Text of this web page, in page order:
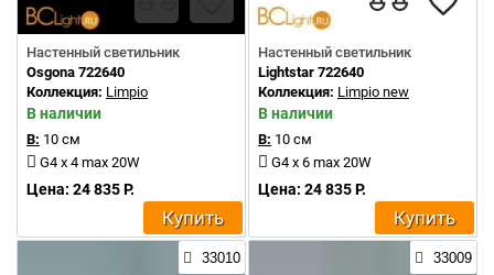
Настенный светильник
Osgona 722640
Коллекция: Limpio
В наличии
В: 10 см
G4 x 4 max 20W
Цена: 24 835 Р.
Купить
Настенный светильник
Lightstar 722640
Коллекция: Limpio new
В наличии
В: 10 см
G4 x 6 max 20W
Цена: 24 835 Р.
Купить
33010 33009